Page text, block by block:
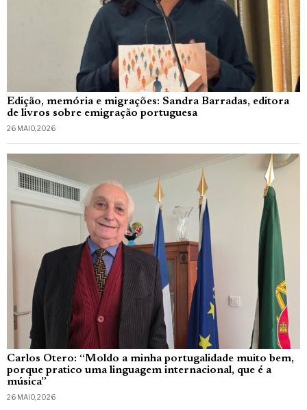
Edição, memória e migrações: Sandra Barradas, editora
de livros sobre emigração portuguesa
26 MAIO, 2026
Carlos Otero: “Moldo a minha portugalidade muito bem,
porque pratico uma linguagem internacional, que é a
música”
26 MAIO, 2026